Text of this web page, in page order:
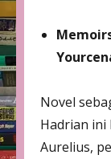
Novel
Hadrian
Aurelius,